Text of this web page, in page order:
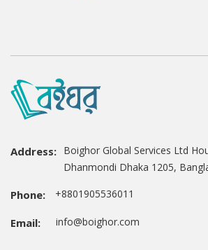
Address: Boighor Global Services Ltd
Dhanmondi Dhaka 1205,
Phone: +8801905536011
Email: info@boighor.com